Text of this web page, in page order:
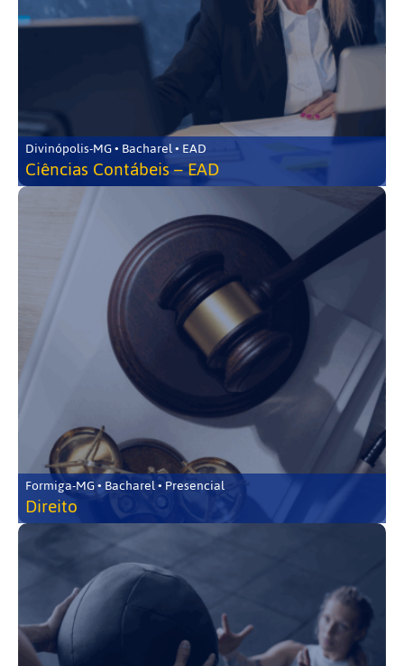
Divinópolis-MG • Bacharel • EAD
Ciências Contábeis – EAD
Formiga-MG • Bacharel • Presencial
Direito